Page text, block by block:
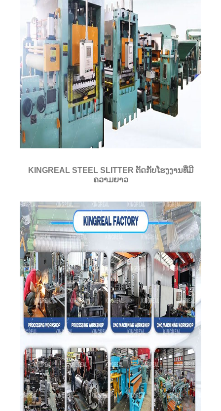
KINGREAL STEEL SLITTER ຕັດກັບໂຮງງານທີ່ມີ
ຄວາມຍາວ